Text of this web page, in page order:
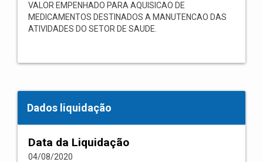
VALOR EMPENHADO PARA AQUISICAO DE
MEDICAMENTOS DESTINADOS A MANUTENCAO DAS
ATIVIDADES DO SETOR DE SAUDE.
Dados liquidação
Data da Liquidação
04/08/2020